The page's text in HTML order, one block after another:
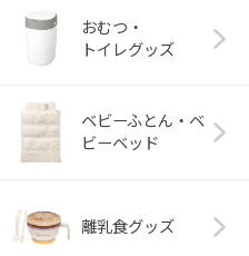
おむつ・
トイレグッズ
ベビーふとん・ベ
ビーベッド
離乳食グッズ